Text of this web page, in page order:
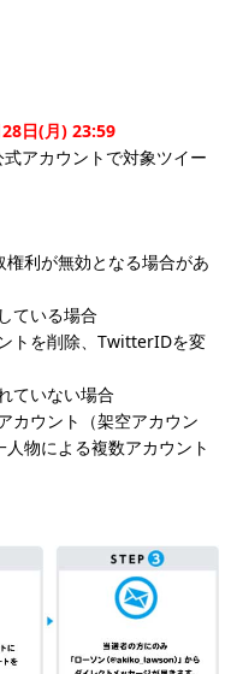
日(月) 23:59
アカウントで対象ツイー
利が無効となる場合があ
ている場合
トを削除、TwitterIDを変
ていない場合
カウント（架空アカウン
物による複数アカウント